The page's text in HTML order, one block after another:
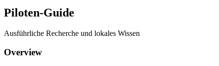
Piloten-Guide
Ausführliche Recherche und lokales Wissen
Overview